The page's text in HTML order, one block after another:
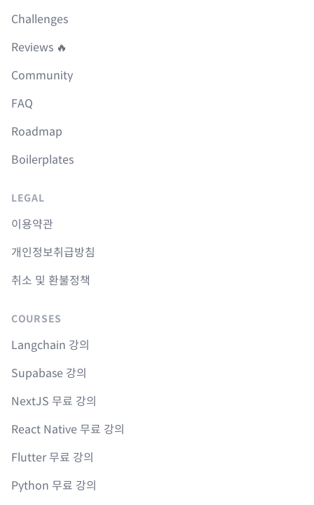
Challenges
Reviews 🔥
Community
FAQ
Roadmap
Boilerplates
LEGAL
이용약관
개인정보취급방침
취소 및 환불정책
COURSES
Langchain 강의
Supabase 강의
NextJS 무료 강의
React Native 무료 강의
Flutter 무료 강의
Python 무료 강의